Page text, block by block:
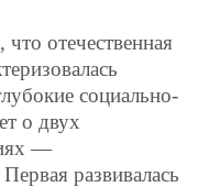
отечественная
социально-
о двух
—
развивалась